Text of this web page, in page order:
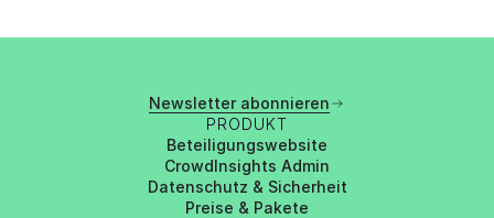
Newsletter abonnieren
PRODUKT
Beteiligungswebsite
CrowdInsights Admin
Datenschutz & Sicherheit
Preise & Pakete